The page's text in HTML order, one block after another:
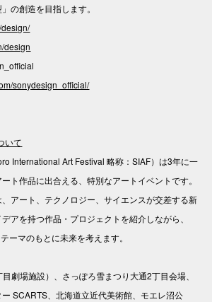
の創造を目指します。
design/
design
sonydesign_official/
いて
International Art Festival 略称：SIAF）は3年に一
ト作品に出合える、特別なアートイベントです。
アート、テクノロジー、サイエンスが交差する新
アを持つ作品・プロジェクトを紹介しながら、
ーマのもとに未来を考えます。
劇場施設）、さっぽろ雪まつり大通2丁目会場、
SCARTS、北海道立近代美術館、モエレ沼公